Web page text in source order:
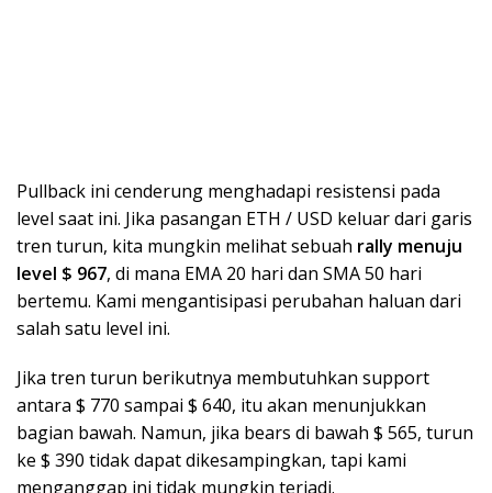
Pullback ini cenderung menghadapi resistensi pada
level saat ini. Jika pasangan ETH / USD keluar dari garis
tren turun, kita mungkin melihat sebuah rally menuju
level $ 967, di mana EMA 20 hari dan SMA 50 hari
bertemu. Kami mengantisipasi perubahan haluan dari
salah satu level ini.
Jika tren turun berikutnya membutuhkan support
antara $ 770 sampai $ 640, itu akan menunjukkan
bagian bawah. Namun, jika bears di bawah $ 565, turun
ke $ 390 tidak dapat dikesampingkan, tapi kami
menganggap ini tidak mungkin terjadi.